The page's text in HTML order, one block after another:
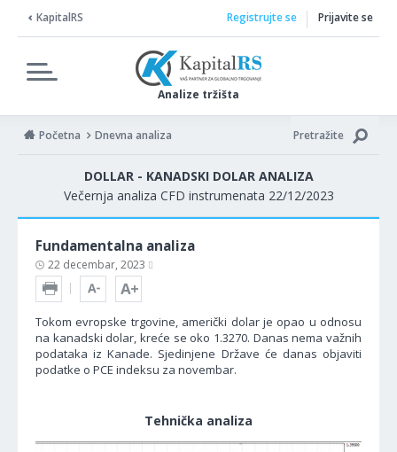
KapitalRS
Analize tržišta
Registrujte se Prijavite se
Početna Dnevna analiza Pretražite
DOLLAR - KANADSKI DOLAR ANALIZA
Večernja analiza CFD instrumenata 22/12/2023
Fundamentalna analiza
22 decembar, 2023
Tokom evropske trgovine, američki dolar je opao u odnosu
na kanadski dolar, kreće se oko 1.3270. Danas nema važnih
podataka iz Kanade. Sjedinjene Države će danas objaviti
podatke o PCE indeksu za novembar.
Tehnička analiza